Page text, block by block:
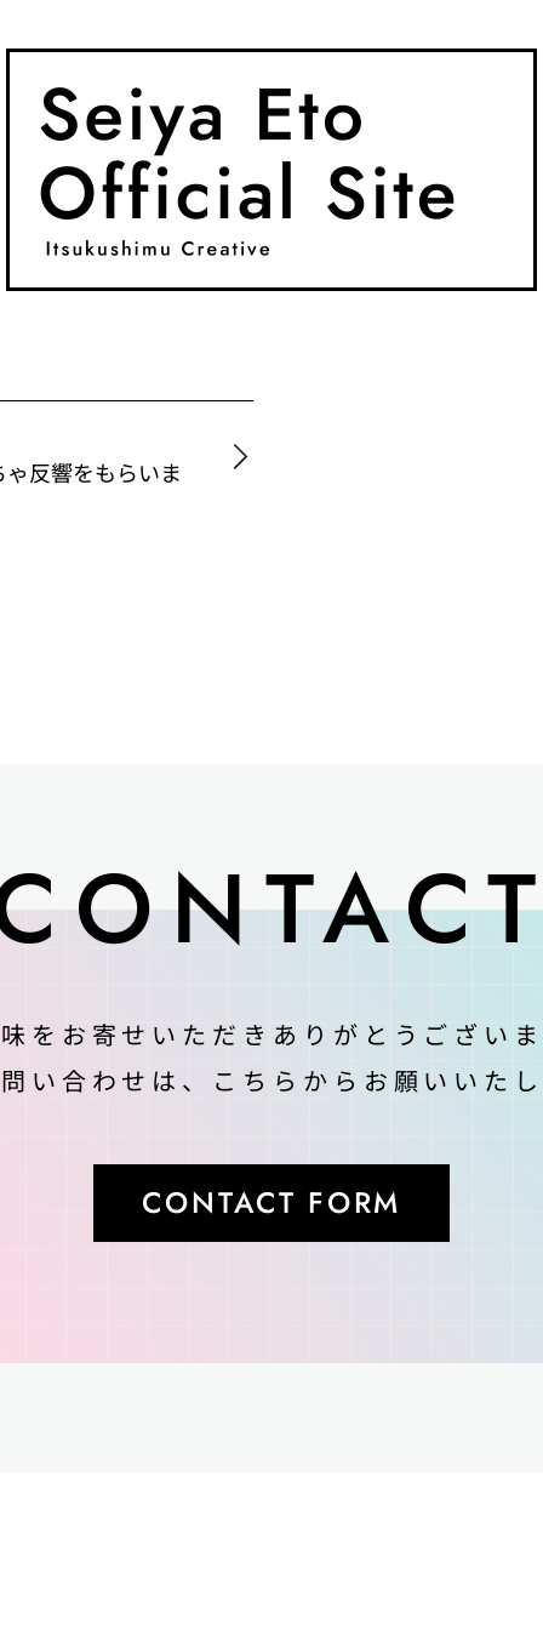
反響をもらいま
をお寄せいただきありがとうござい
い合わせは、 こちらからお願いいた
CONTACT FORM